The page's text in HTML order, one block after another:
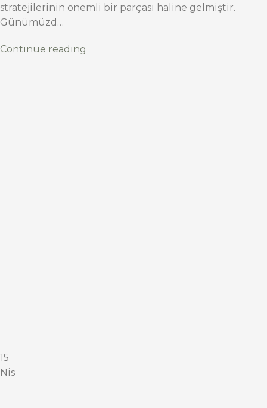
stratejilerinin önemli bir parçası haline gelmiştir.
Günümüzd…
Continue reading
15
Nis